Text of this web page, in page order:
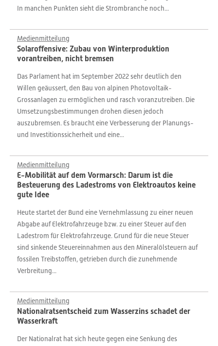
In manchen Punkten sieht die Strombranche noch...
Medienmitteilung
Solaroffensive: Zubau von Winterproduktion
vorantreiben, nicht bremsen
Das Parlament hat im September 2022 sehr deutlich den
Willen geäussert, den Bau von alpinen Photovoltaik-
Grossanlagen zu ermöglichen und rasch voranzutreiben. Die
Umsetzungsbestimmungen drohen diesen jedoch
auszubremsen. Es braucht eine Verbesserung der Planungs-
und Investitionssicherheit und eine...
Medienmitteilung
E-Mobilität auf dem Vormarsch: Darum ist die
Besteuerung des Ladestroms von Elektroautos keine
gute Idee
Heute startet der Bund eine Vernehmlassung zu einer neuen
Abgabe auf Elektrofahrzeuge bzw. zu einer Steuer auf den
Ladestrom für Elektrofahrzeuge. Grund für die neue Steuer
sind sinkende Steuereinnahmen aus den Mineralölsteuern auf
fossilen Treibstoffen, getrieben durch die zunehmende
Verbreitung...
Medienmitteilung
Nationalratsentscheid zum Wasserzins schadet der
Wasserkraft
Der Nationalrat hat sich heute gegen eine Senkung des